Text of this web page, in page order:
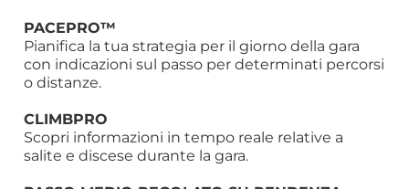
PACEPRO™
Pianifica la tua strategia per il giorno della gara
con indicazioni sul passo per determinati percorsi
o distanze.
CLIMBPRO
Scopri informazioni in tempo reale relative a
salite e discese durante la gara.